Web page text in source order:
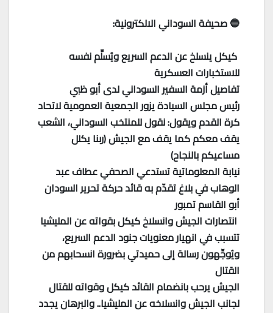
🔵 صحيفة السوداني الالكترونية:
كيكل ينسلخ عن الدعم السريع ويُسلِّم نفسه
للاستخبارات العسكرية
تفاصيل أزمة السفير السوداني لدى أبو ظبي
رئيس مجلس السيادة يزور الجمعية العمومية لاتحاد
كرة القدم ويقول: نقول للمنتخب السوداني، الشعب
يقف معكم كما يقف مع الجيش (ربنا يكلل
مساعيكم بالنجاح)
نيابة المعلوماتية تستدعي الصحفي عطاف عبد
الوهاب في بلاغ تقدّم به قائد حركة تحرير السودان
أبو القاسم تمبور
انتصارات الجيش وانسلاخ كيكل بقواته عن المليشيا
تتسبب في انهيار معنويات جنود الدعم السريع،
ويُوجِّهون رسالة إلى حميدتي بضرورة انسحابهم من
القتال
الجيش يرحب بانضمام القائد كيكل وقواته للقتال
لجانب الجيش وانسلاخه عن المليشيا.. والبرهان يجدد